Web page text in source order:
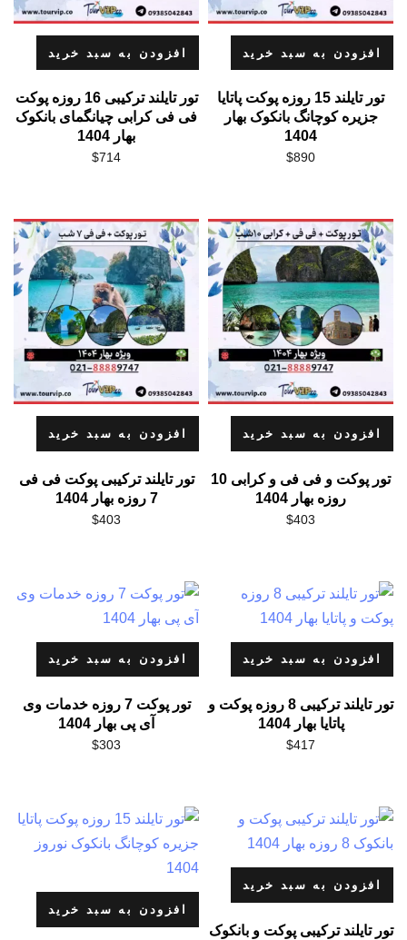
افزودن به سبد خرید
تور تایلند 15 روزه پوکت پاتایا
جزیره کوچانگ بانکوک بهار
1404
$890
افزودن به سبد خرید
تور تایلند ترکیبی 16 روزه پوکت
فی فی کرابی چیانگمای بانکوک
بهار 1404
$714
افزودن به سبد خرید
تور پوکت و فی فی و کرابی 10
روزه بهار 1404
$403
افزودن به سبد خرید
تور تایلند ترکیبی پوکت فی فی
7 روزه بهار 1404
$403
افزودن به سبد خرید
تور تایلند ترکیبی 8 روزه پوکت و
پاتایا بهار 1404
$417
افزودن به سبد خرید
تور پوکت 7 روزه خدمات وی
آی پی بهار 1404
$303
افزودن به سبد خرید
تور تایلند ترکیبی پوکت و بانکوک
افزودن به سبد خرید